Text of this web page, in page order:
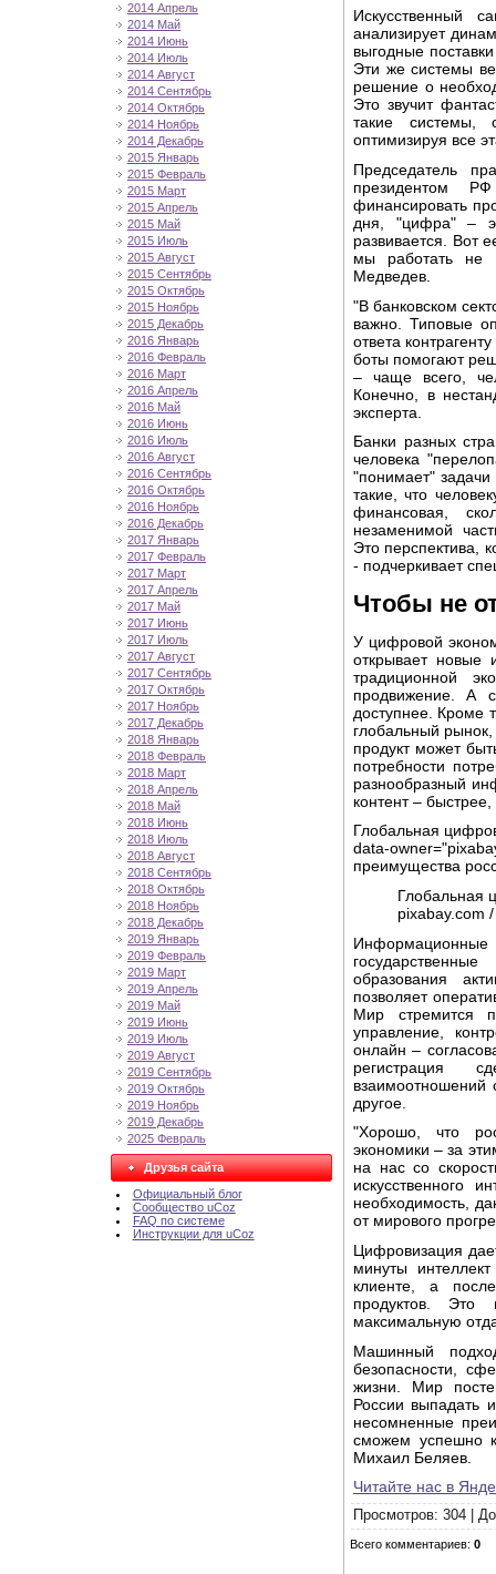
2014 Апрель
2014 Май
2014 Июнь
2014 Июль
2014 Август
2014 Сентябрь
2014 Октябрь
2014 Ноябрь
2014 Декабрь
2015 Январь
2015 Февраль
2015 Март
2015 Апрель
2015 Май
2015 Июль
2015 Август
2015 Сентябрь
2015 Октябрь
2015 Ноябрь
2015 Декабрь
2016 Январь
2016 Февраль
2016 Март
2016 Апрель
2016 Май
2016 Июнь
2016 Июль
2016 Август
2016 Сентябрь
2016 Октябрь
2016 Ноябрь
2016 Декабрь
2017 Январь
2017 Февраль
2017 Март
2017 Апрель
2017 Май
2017 Июнь
2017 Июль
2017 Август
2017 Сентябрь
2017 Октябрь
2017 Ноябрь
2017 Декабрь
2018 Январь
2018 Февраль
2018 Март
2018 Апрель
2018 Май
2018 Июнь
2018 Июль
2018 Август
2018 Сентябрь
2018 Октябрь
2018 Ноябрь
2018 Декабрь
2019 Январь
2019 Февраль
2019 Март
2019 Апрель
2019 Май
2019 Июнь
2019 Июль
2019 Август
2019 Сентябрь
2019 Октябрь
2019 Ноябрь
2019 Декабрь
2025 Февраль
Друзья сайта
Официальный блог
Сообщество uCoz
FAQ по системе
Инструкции для uCoz
Искусственный
анализирует
выгодные
Эти же системы
решение о
Это звучит
такие системы,
оптимизируя все
Председатель
президентом
финансировать
дня, "цифра" –
развивается. Вот
мы работать не
Медведев.
"В банковском
важно. Типовые
ответа
боты помогают
– чаще всего,
Конечно, в
эксперта.
Банки разных
человека
"понимает"
такие, что
финансовая,
незаменимой
Это перспектива,
- подчеркивает
Чтобы не
У цифровой
открывает новые
традиционной
продвижение. А
доступнее. Кроме
глобальный
продукт может
потребности
разнообразный
контент –
Глобальная
data-
преимущества
Глобальная
pixabay.com /
Информационные
образования
позволяет
Мир стремится
управление,
онлайн –
регистрация
взаимоотношений
другое.
"Хорошо, что
экономики – за
на нас со
искусственного
необходимость,
от мирового
Цифровизация
минуты
клиенте, а
продуктов. Это
максимальную
Машинный
безопасности,
жизни. Мир
России выпадать
несомненные
сможем успешно
Михаил Беляев.
Читайте нас в
Просмотров: 304 |
Всего комментариев: 0